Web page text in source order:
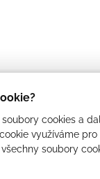
cookies a
využíváme
soubory